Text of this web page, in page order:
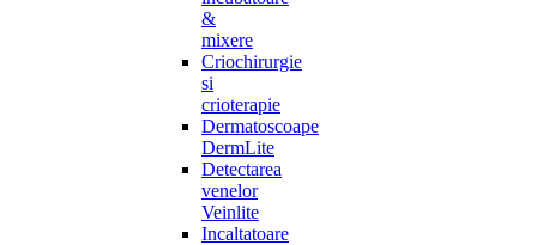
&
mixere
Criochirurgie
si
crioterapie
Dermatoscoape
DermLite
Detectarea
venelor
Veinlite
Incaltatoare